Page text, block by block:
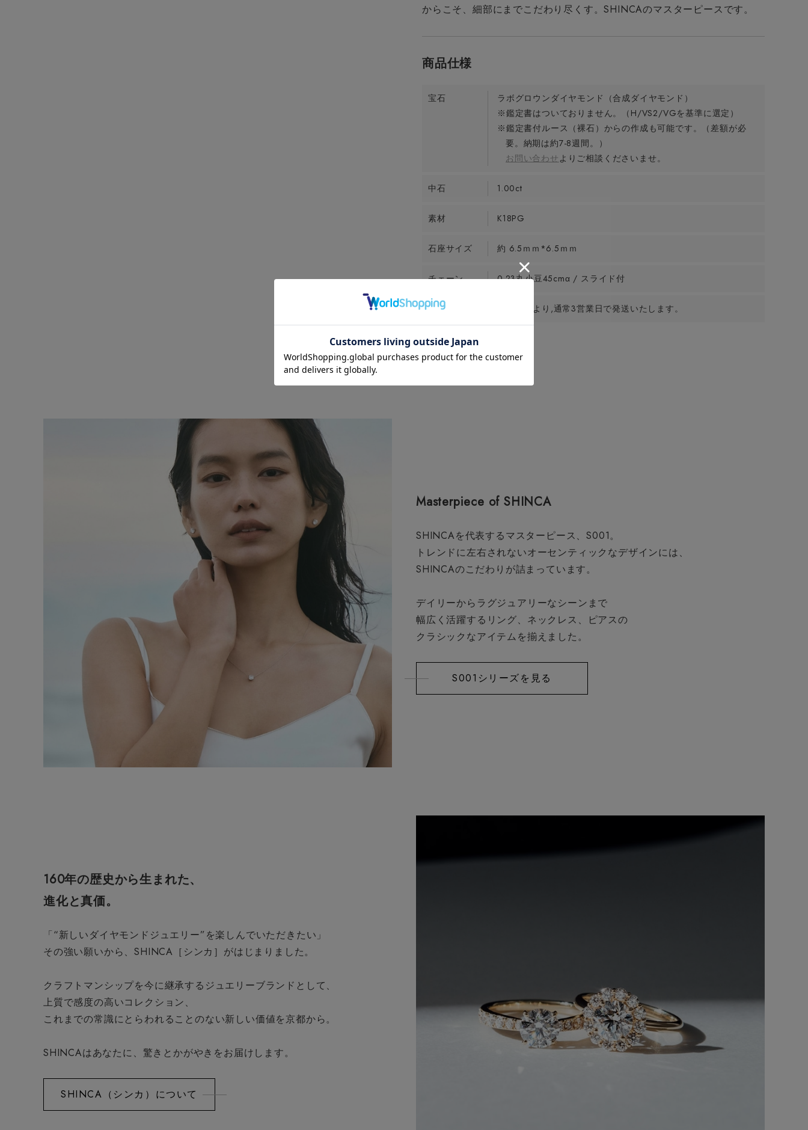
からこそ、細部にまでこだわり尽くす。SHINCAのマスターピースです。
宝石
ラボグロウンダイヤモンド（合成ダイヤモンド）
※鑑定書はついておりません。（H/VS2/VGを基準に選定）
※鑑定書付ルース（裸石）からの作成も可能です。（差額が必
要。納期は約7-8週間。）
お問い合わせ よりご相談くださいませ。
中石 1.00ct
素材 K18PG
石座サイズ 約 6.5ｍｍ*6.5ｍｍ
チェーン 0.23丸小豆45cmα / スライド付
お届け時期 ご注文日より,通常3営業日で発送いたします。
Masterpiece of SHINCA
SHINCAを代表するマスターピース、S001。
トレンドに左右されないオーセンティックなデザインには、
SHINCAのこだわりが詰まっています。
デイリーからラグジュアリーなシーンまで
幅広く活躍するリング、ネックレス、ピアスの
クラシックなアイテムを揃えました。
S001シリーズを見る
160年の歴史から生まれた、
進化と真価。
「“新しいダイヤモンドジュエリー”を楽しんでいただきたい」
その強い願いから、SHINCA［シンカ］がはじまりました。
クラフトマンシップを今に継承するジュエリーブランドとして、
上質で感度の高いコレクション、
これまでの常識にとらわれることのない新しい価値を京都から。
SHINCAはあなたに、驚きとかがやきをお届けします。
SHINCA（シンカ）について